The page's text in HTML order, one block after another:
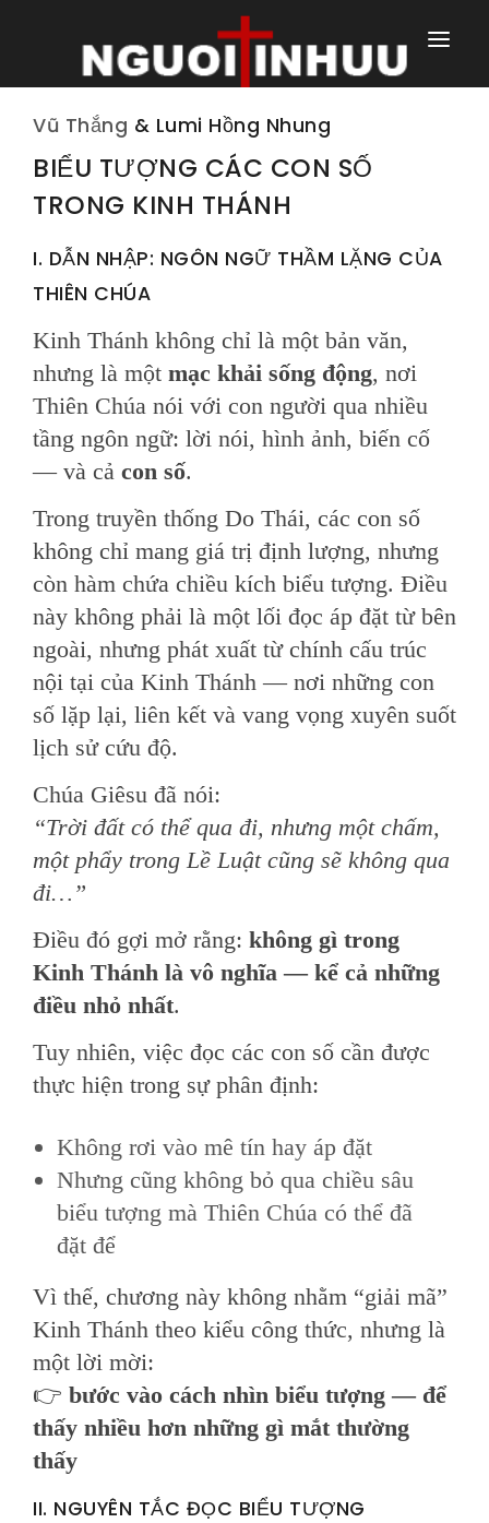
TRANG NHÀ
TRANG CHÍNH
TRANG HÀNG NGÀY
TRANG NGOÀI
Vũ Thắng & Lumi Hồng Nhung
BIỂU TƯỢNG CÁC CON SỐ
TRONG KINH THÁNH
I. DẪN NHẬP: NGÔN NGỮ THẦM LẶNG CỦA
THIÊN CHÚA
Kinh Thánh không chỉ là một bản văn,
nhưng là một mạc khải sống động, nơi
Thiên Chúa nói với con người qua nhiều
tầng ngôn ngữ: lời nói, hình ảnh, biến cố
— và cả con số.
Trong truyền thống Do Thái, các con số
không chỉ mang giá trị định lượng, nhưng
còn hàm chứa chiều kích biểu tượng. Điều
này không phải là một lối đọc áp đặt từ bên
ngoài, nhưng phát xuất từ chính cấu trúc
nội tại của Kinh Thánh — nơi những con
số lặp lại, liên kết và vang vọng xuyên suốt
lịch sử cứu độ.
Chúa Giêsu đã nói:
“Trời đất có thể qua đi, nhưng một chấm,
một phẩy trong Lề Luật cũng sẽ không qua
đi…”
Điều đó gợi mở rằng: không gì trong
Kinh Thánh là vô nghĩa — kể cả những
điều nhỏ nhất.
Tuy nhiên, việc đọc các con số cần được
thực hiện trong sự phân định:
Không rơi vào mê tín hay áp đặt
Nhưng cũng không bỏ qua chiều sâu
biểu tượng mà Thiên Chúa có thể đã
đặt để
Vì thế, chương này không nhằm “giải mã”
Kinh Thánh theo kiểu công thức, nhưng là
một lời mời:
👉 bước vào cách nhìn biểu tượng — để
thấy nhiều hơn những gì mắt thường
thấy
II. NGUYÊN TẮC ĐỌC BIỂU TƯỢNG